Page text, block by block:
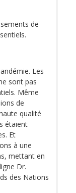
de
Les
sont pas
Même
de
qualité
étaient
Et
à une
mettant en
Dr.
des Nations